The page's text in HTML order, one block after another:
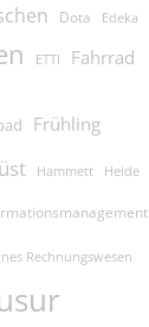
Dota Edeka
ETTI Fahrrad
Frühling
Hammett Heide
Rechnungswesen